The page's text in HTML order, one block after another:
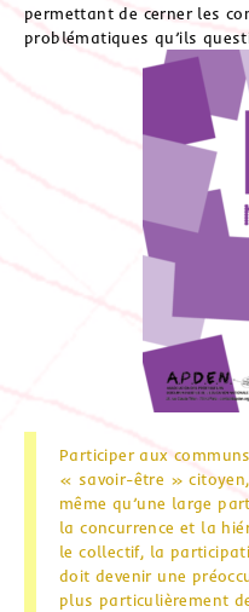
permettant de cerner les
problématiques qu’ils
Participer aux
« savoir-être »
même qu’une large
la concurrence et la
le collectif, la
doit devenir une
plus particulièrement